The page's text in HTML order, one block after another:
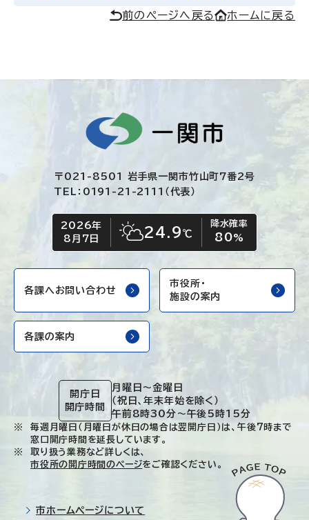
前のページへ戻る ホームに戻る
〒021-8501 岩手県一関市竹山町7番2号
TEL：0191-21-2111（代表）
今日の日付
2026年
8月7日
今日の天気
晴れ時々くもり
24.9℃
降水確率
80%
各課へお問い合わせ
市役所・
施設の案内
各課の案内
開庁日
開庁時間
月曜日～金曜日
（祝日、年末年始を除く）
午前8時30分～午後5時15分
毎週月曜日（月曜日が休日の場合は翌開庁日）は、午後7時まで
窓口開庁時間を延長しています。
取り扱う業務など詳しくは、
市役所の開庁時間のページをご確認ください。
市ホームページについて